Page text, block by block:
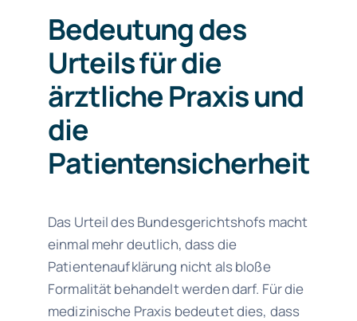
Bedeutung des
Urteils für die
ärztliche Praxis und
die
Patientensicherheit
Das Urteil des Bundesgerichtshofs macht
einmal mehr deutlich, dass die
Patientenaufklärung nicht als bloße
Formalität behandelt werden darf. Für die
medizinische Praxis bedeutet dies, dass